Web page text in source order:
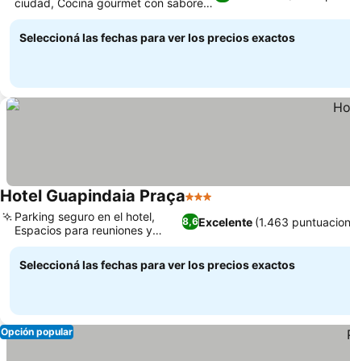
ciudad, Cocina gourmet con sabores
locales
Seleccioná las fechas para ver los precios exactos
Hotel Guapindaia Praça3 Estrellas
8,6Excelente (1.463
Parking seguro en el hotel,
Espacios para reuniones y
eventos
Seleccioná las fechas para ver los precios exactos
Opción popular